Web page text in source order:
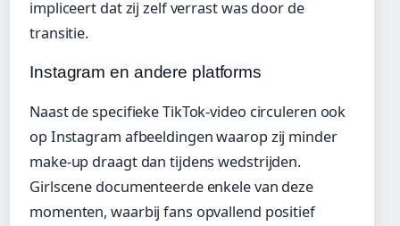
impliceert dat zij zelf verrast was door de
transitie.
Instagram en andere platforms
Naast de specifieke TikTok-video circuleren ook
op Instagram afbeeldingen waarop zij minder
make-up draagt dan tijdens wedstrijden.
Girlscene documenteerde enkele van deze
momenten, waarbij fans opvallend positief